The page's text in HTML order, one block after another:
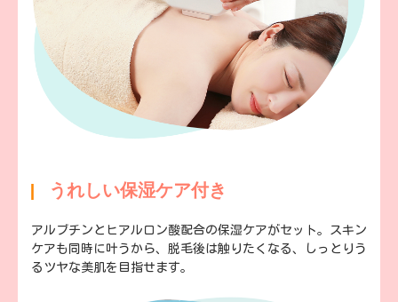
うれしい保湿ケア付き
アルブチンとヒアルロン酸配合の保湿ケアがセット。スキン
ケアも同時に叶うから、脱毛後は触りたくなる、しっとりう
るツヤな美肌を目指せます。